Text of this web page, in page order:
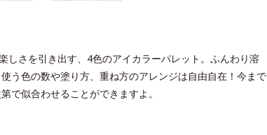
しさを引き出す、4色のアイカラーパレット。ふんわり溶
う色の数や塗り方、重ね方のアレンジは自由自在！今まで
で似合わせることができますよ。